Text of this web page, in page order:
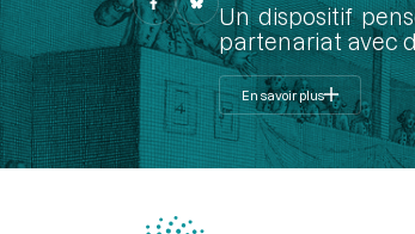
Un dispositif
partenariat avec
En savoir plus